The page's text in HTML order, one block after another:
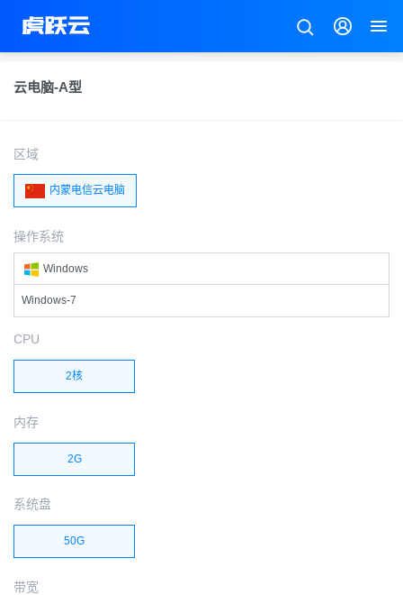
云电脑-A型
区域
内蒙电信云电脑
操作系统
Windows
Windows-7
CPU
2核
内存
2G
系统盘
50G
带宽